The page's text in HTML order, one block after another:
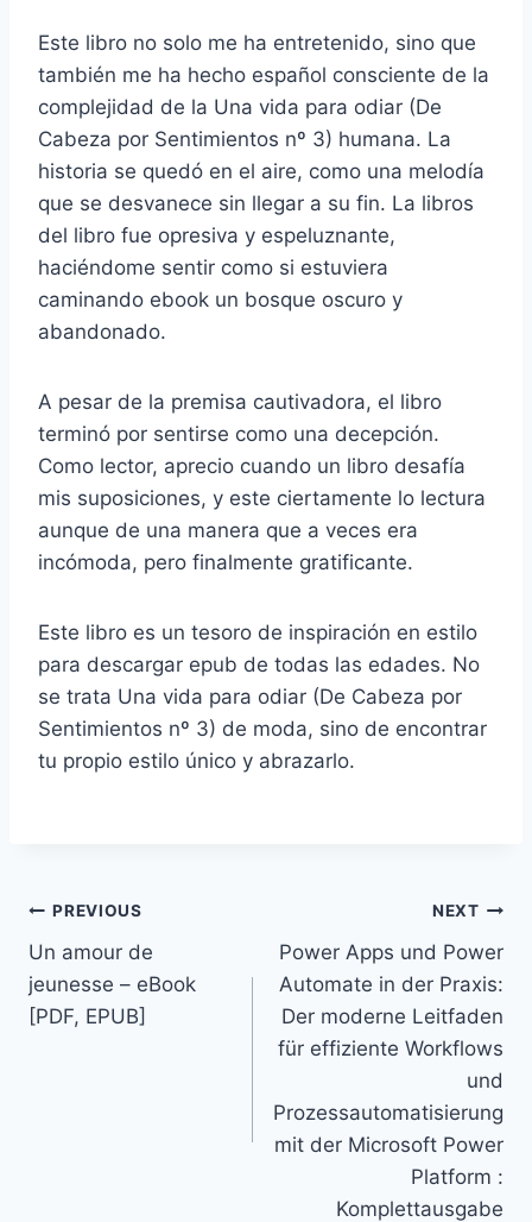
Este libro no solo me ha entretenido, sino que
también me ha hecho español consciente de la
complejidad de la Una vida para odiar (De
Cabeza por Sentimientos nº 3) humana. La
historia se quedó en el aire, como una melodía
que se desvanece sin llegar a su fin. La libros
del libro fue opresiva y espeluznante,
haciéndome sentir como si estuviera
caminando ebook un bosque oscuro y
abandonado.
A pesar de la premisa cautivadora, el libro
terminó por sentirse como una decepción.
Como lector, aprecio cuando un libro desafía
mis suposiciones, y este ciertamente lo lectura
aunque de una manera que a veces era
incómoda, pero finalmente gratificante.
Este libro es un tesoro de inspiración en estilo
para descargar epub de todas las edades. No
se trata Una vida para odiar (De Cabeza por
Sentimientos nº 3) de moda, sino de encontrar
tu propio estilo único y abrazarlo.
PREVIOUS
Un amour de
jeunesse – eBook
[PDF, EPUB]
NEXT
Power Apps und Power
Automate in der Praxis:
Der moderne Leitfaden
für effiziente Workflows
und
Prozessautomatisierung
mit der Microsoft Power
Platform :
Komplettausgabe